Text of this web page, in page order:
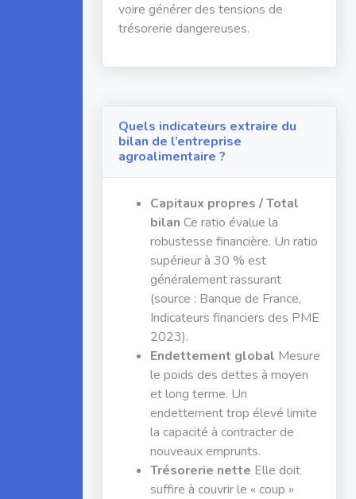
voire générer des tensions de
trésorerie dangereuses.
Quels indicateurs extraire du
bilan de l’entreprise
agroalimentaire ?
Capitaux propres / Total
bilan Ce ratio évalue la
robustesse financière. Un ratio
supérieur à 30 % est
généralement rassurant
(source : Banque de France,
Indicateurs financiers des PME
2023).
Endettement global Mesure
le poids des dettes à moyen
et long terme. Un
endettement trop élevé limite
la capacité à contracter de
nouveaux emprunts.
Trésorerie nette Elle doit
suffire à couvrir le « coup »